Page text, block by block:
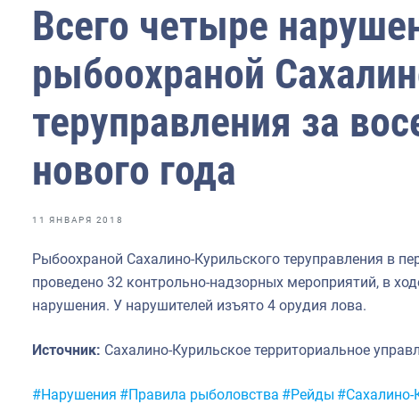
конференции
России
экспедиция
Всего четыре
рыбоохраной
теруправления за
нового года
11 ЯНВАРЯ 2018
Рыбоохраной Сахалино-Курильского теруправления в
проведено 32 контрольно-надзорных мероприятий, в
нарушения. У нарушителей изъято 4 орудия лова.
Источник: Сахалино-Курильское территориальное
Метки:
#Нарушения #Правила рыболовства #Рейды #Сахалино-